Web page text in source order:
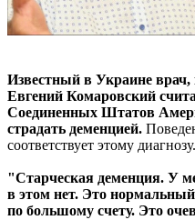
Известный в Украине врач,
Евгений Комаровский
Соединенных Штатов
страдать деменцией.
соответствует этому диагнозу.
"Старческая деменция. У
в этом нет. Это
по большому счету. Это